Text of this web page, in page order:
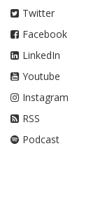
Twitter
Facebook
LinkedIn
Youtube
Instagram
RSS
Podcast